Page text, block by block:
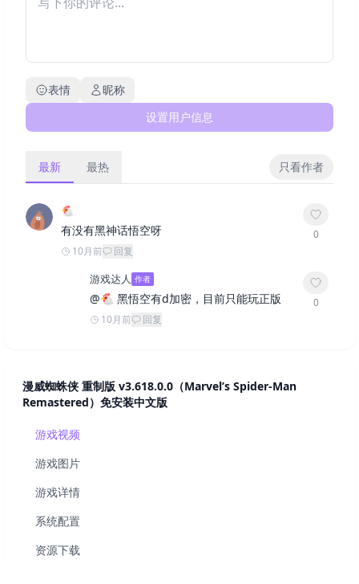
表情
昵称
设置用户信息
最新 最热 只看作者
🐔
有没有黑神话悟空呀
10月前 回复
0
游戏达人 作者
@🐔 黑悟空有d加密，目前只能玩正版
10月前 回复
0
漫威蜘蛛侠 重制版 v3.618.0.0（Marvel’s Spider-Man
Remastered）免安装中文版
游戏视频
游戏图片
游戏详情
系统配置
资源下载